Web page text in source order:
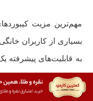
مهم‌ترین مزیت
بسیاری از کاربران
به قابلیت‌های پیشرفته
پرداخت هزینه‌ای کمتر،
علاوه بر این، اکثر